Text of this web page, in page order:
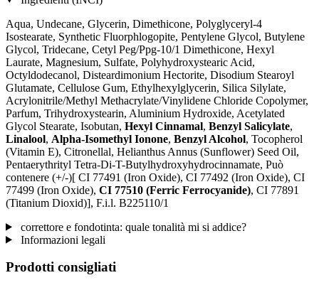
Aqua, Undecane, Glycerin, Dimethicone, Polyglyceryl-4
Isostearate, Synthetic Fluorphlogopite, Pentylene Glycol, Butylene
Glycol, Tridecane, Cetyl Peg/Ppg-10/1 Dimethicone, Hexyl
Laurate, Magnesium, Sulfate, Polyhydroxystearic Acid,
Octyldodecanol, Disteardimonium Hectorite, Disodium Stearoyl
Glutamate, Cellulose Gum, Ethylhexylglycerin, Silica Silylate,
Acrylonitrile/Methyl Methacrylate/Vinylidene Chloride Copolymer,
Parfum, Trihydroxystearin, Aluminium Hydroxide, Acetylated
Glycol Stearate, Isobutan, Hexyl Cinnamal, Benzyl Salicylate,
Linalool, Alpha-Isomethyl Ionone, Benzyl Alcohol, Tocopherol
(Vitamin E), Citronellal, Helianthus Annus (Sunflower) Seed Oil,
Pentaerythrityl Tetra-Di-T-Butylhydroxyhydrocinnamate, Può
contenere (+/-)[ CI 77491 (Iron Oxide), CI 77492 (Iron Oxide), CI
77499 (Iron Oxide), CI 77510 (Ferric Ferrocyanide), CI 77891
(Titanium Dioxid)], F.i.l. B225110/1
correttore e fondotinta: quale tonalità mi si addice?
Informazioni legali
Prodotti consigliati